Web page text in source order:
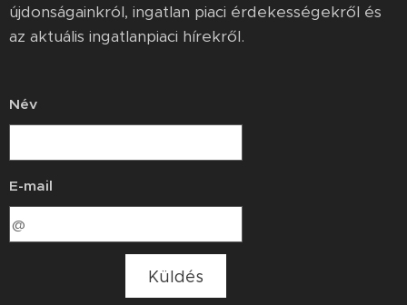
újdonságainkról, ingatlan piaci érdekességekről és
az aktuális ingatlanpiaci hírekről.
Név
E-mail
Küldés